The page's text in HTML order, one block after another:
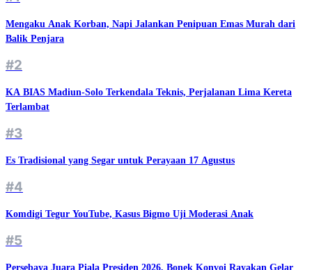
Mengaku Anak Korban, Napi Jalankan Penipuan Emas Murah dari
Balik Penjara
#2
KA BIAS Madiun-Solo Terkendala Teknis, Perjalanan Lima Kereta
Terlambat
#3
Es Tradisional yang Segar untuk Perayaan 17 Agustus
#4
Komdigi Tegur YouTube, Kasus Bigmo Uji Moderasi Anak
#5
Persebaya Juara Piala Presiden 2026, Bonek Konvoi Rayakan Gelar